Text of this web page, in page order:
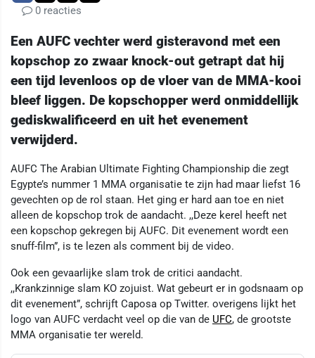
0 reacties
Een AUFC vechter werd gisteravond met een
kopschop zo zwaar knock-out getrapt dat hij
een tijd levenloos op de vloer van de MMA-kooi
bleef liggen. De kopschopper werd onmiddellijk
gediskwalificeerd en uit het evenement
verwijderd.
AUFC The Arabian Ultimate Fighting Championship die zegt
Egypte’s nummer 1 MMA organisatie te zijn had maar liefst 16
gevechten op de rol staan. Het ging er hard aan toe en niet
alleen de kopschop trok de aandacht. ,,Deze kerel heeft net
een kopschop gekregen bij AUFC. Dit evenement wordt een
snuff-film”, is te lezen als comment bij de video.
Ook een gevaarlijke slam trok de critici aandacht.
,,Krankzinnige slam KO zojuist. Wat gebeurt er in godsnaam op
dit evenement”, schrijft Caposa op Twitter. overigens lijkt het
logo van AUFC verdacht veel op die van de UFC, de grootste
MMA organisatie ter wereld.